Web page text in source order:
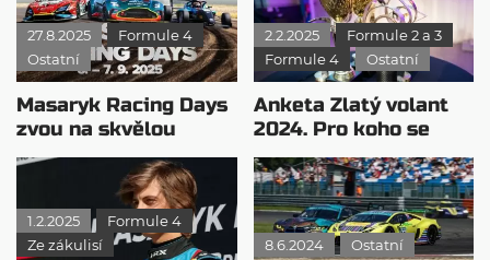
27.8.2025
Formule 4
Ostatní
Masaryk Racing Days
zvou na skvělou
podívanou
2.2.2025
Formule 2 a 3
Formule 4
Ostatní
Anketa Zlatý volant
2024. Pro koho se
hlasuje?
1.2.2025
Formule 4
Ze zákulisí
8.6.2024 Ostatní